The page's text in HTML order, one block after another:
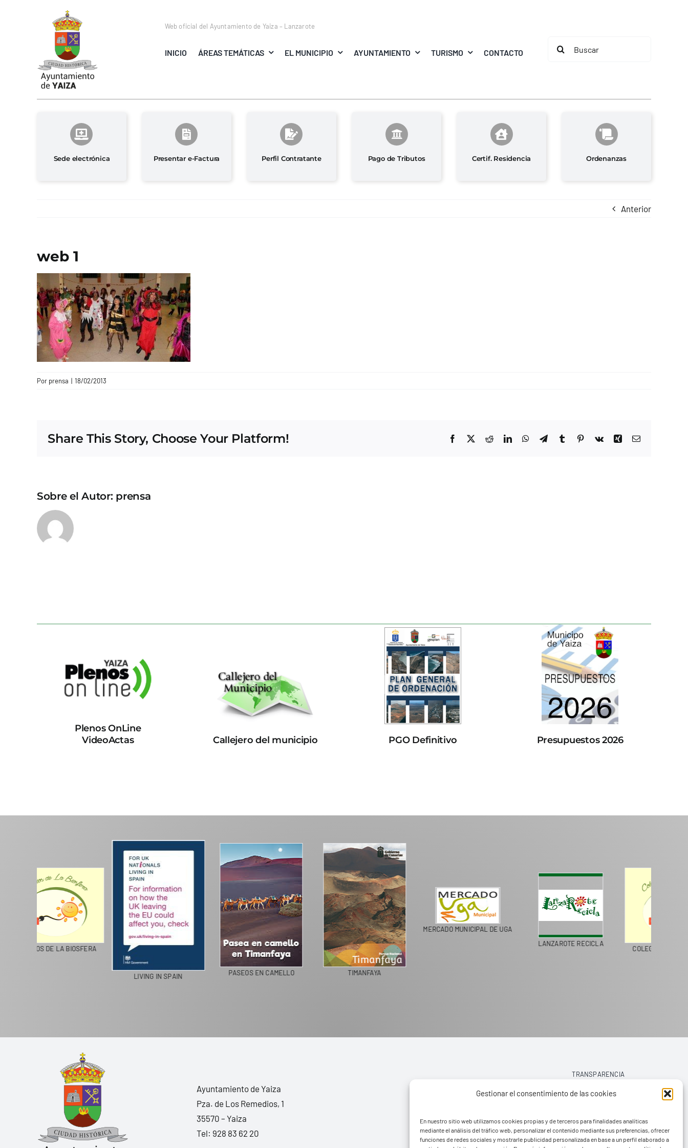
Gestionar el consentimiento de las cookies
En nuestro sitio web utilizamos cookies propias y de terceros para finalidades analíticas
mediante el análisis del tráfico web, personalizar el contenido mediante sus preferencias, ofrecer
funciones de redes sociales y mostrarle publicidad personalizada en base a un perfil elaborado a
Web oficial del Ayuntamiento de Yaiza – Lanzarote
INICIO ÁREAS TEMÁTICAS EL MUNICIPIO AYUNTAMIENTO TURISMO CONTACTO
Buscar:
Sede electrónica Presentar e-Factura Perfil Contratante Pago de Tributos Certif. Residencia Ordenanzas
Anterior
web 1
Por prensa | 18/02/2013
Share This Story, Choose Your Platform! Facebook
X RedditLinkedInWhatsApp
TelegramTumblrPinterest
Vk Xing Correo
Sobre el Autor: prensa
Plenos OnLine
VideoActas
Callejero del municipio PGO Definitivo Presupuestos 2026
COLEGIOS DE LA BIOSFERA
LIVING IN SPAIN PASEOS EN CAMELLO TIMANFAYA
MERCADO MUNICIPAL DE UGA
LANZAROTE RECICLA
Ayuntamiento de Yaiza
Pza. de Los Remedios, 1
35570 – Yaiza
Tel: 928 83 62 20
TRANSPARENCIA
AVISO LEGAL
POLÍTICA DE PRIVACIDAD